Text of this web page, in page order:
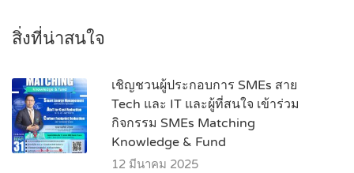
สิ่งที่น่าสนใจ
เชิญชวนผู้ประกอบการ SMEs สาย
Tech และ IT และผู้ที่สนใจ เข้าร่วม
กิจกรรม SMEs Matching
Knowledge & Fund
12 มีนาคม 2025